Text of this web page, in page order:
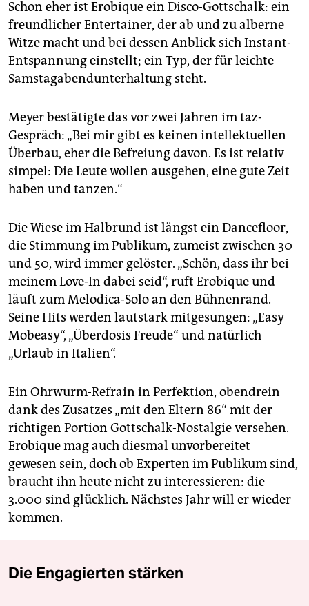
Schon eher ist Erobique ein Disco-Gottschalk: ein
freundlicher Entertainer, der ab und zu alberne
Witze macht und bei dessen Anblick sich Instant-
Entspannung einstellt; ein Typ, der für leichte
Samstagabendunterhaltung steht.
Meyer bestätigte das vor zwei Jahren im taz-
Gespräch: „Bei mir gibt es keinen intellektuellen
Überbau, eher die Befreiung davon. Es ist relativ
simpel: Die Leute wollen ausgehen, eine gute Zeit
haben und tanzen.“
Die Wiese im Halbrund ist längst ein Dancefloor,
die Stimmung im Publikum, zumeist zwischen 30
und 50, wird immer gelöster. „Schön, dass ihr bei
meinem Love-In dabei seid“, ruft Erobique und
läuft zum Melodica-Solo an den Bühnenrand.
Seine Hits werden lautstark mitgesungen: „Easy
Mobeasy“, „Überdosis Freude“ und natürlich
„Urlaub in Italien“.
Ein Ohrwurm-Refrain in Perfektion, obendrein
dank des Zusatzes „mit den Eltern 86“ mit der
richtigen Portion Gottschalk-Nostalgie versehen.
Erobique mag auch diesmal unvorbereitet
gewesen sein, doch ob Experten im Publikum sind,
braucht ihn heute nicht zu interessieren: die
3.000 sind glücklich. Nächstes Jahr will er wieder
kommen.
Die Engagierten stärken